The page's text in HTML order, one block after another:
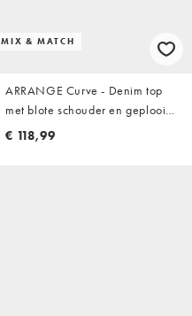
MIX & MATCH
ARRANGE Curve - Denim top
met blote schouder en geplooide
taille in indigo, deel van co-ord
€ 118,99